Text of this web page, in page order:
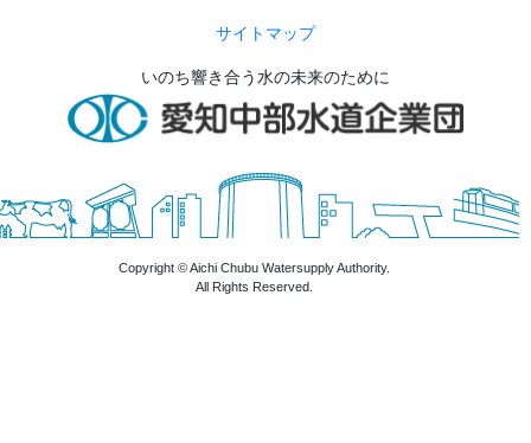
サイトマップ
いのち響き合う水の未来のために
Copyright © Aichi Chubu Watersupply Authority.
All Rights Reserved.